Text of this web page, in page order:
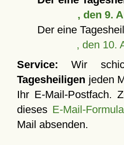
, den 9.
Der eine
, den 10.
Service: Wir
Tagesheiligen jeden
Ihr E-Mail-Postfach.
dieses E-Mail-
Mail absenden.